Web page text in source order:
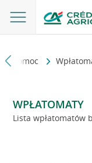
i pomoc
WPŁATOMATY
Lista wpłatomatów